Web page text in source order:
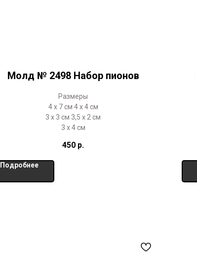
Молд № 2498 Набор пионов
Размеры
4 х 7 см 4 х 4 см
3 х 3 см 3,5 х 2 см
3 х 4 см
450 р.
Подробнее